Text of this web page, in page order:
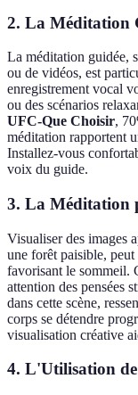
2. La Méditation
La méditation guidée,
ou de vidéos, est
enregistrement vocal
ou des scénarios
UFC-Que Choisir,
méditation rapportent
Installez-vous
voix du guide.
3. La Méditation
Visualiser des images
une forêt paisible,
favorisant le sommeil.
attention des pensées
dans cette scène,
corps se détendre
visualisation créative
4. L'Utilisation